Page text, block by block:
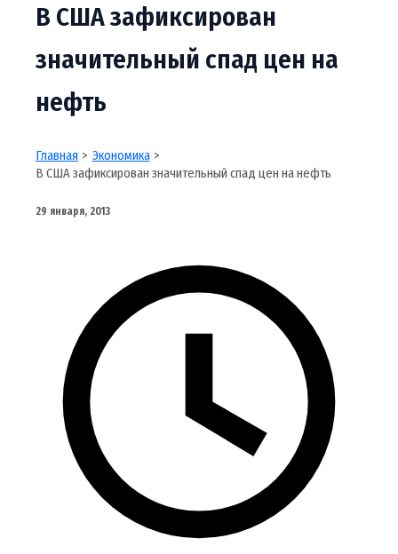
В США зафиксирован
значительный спад цен на
нефть
Главная
Экономика
В США зафиксирован значительный спад цен на нефть
29 января, 2013